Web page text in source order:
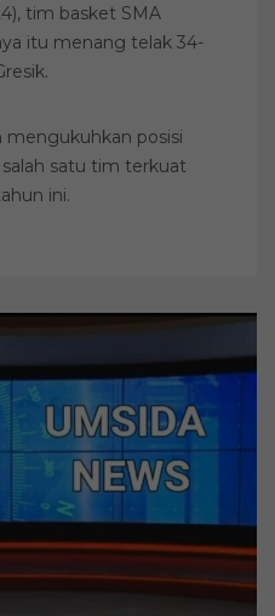
tim basket SMA
itu menang telak 34-
mengukuhkan posisi
satu tim terkuat
ini.